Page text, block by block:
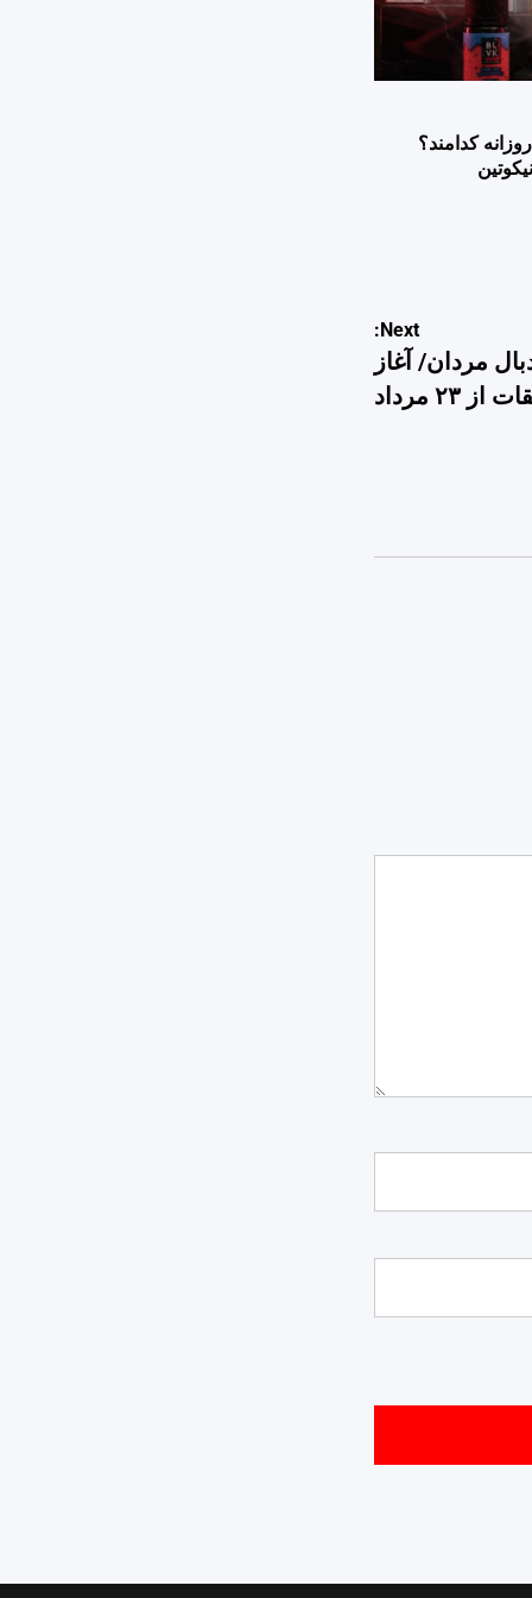
کدامند؟
Next:
مردان/ آغاز
۲۳ مرداد